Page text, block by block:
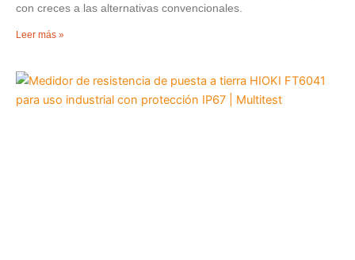
con creces a las alternativas convencionales.
Leer más »